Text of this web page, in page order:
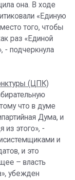
она. В ходе
«Единую
того, чтобы
раз «Единой
- подчеркнула
(ЦПК)
что в думе
Дума, и
из этого», -
и
и это
– власть
убежден